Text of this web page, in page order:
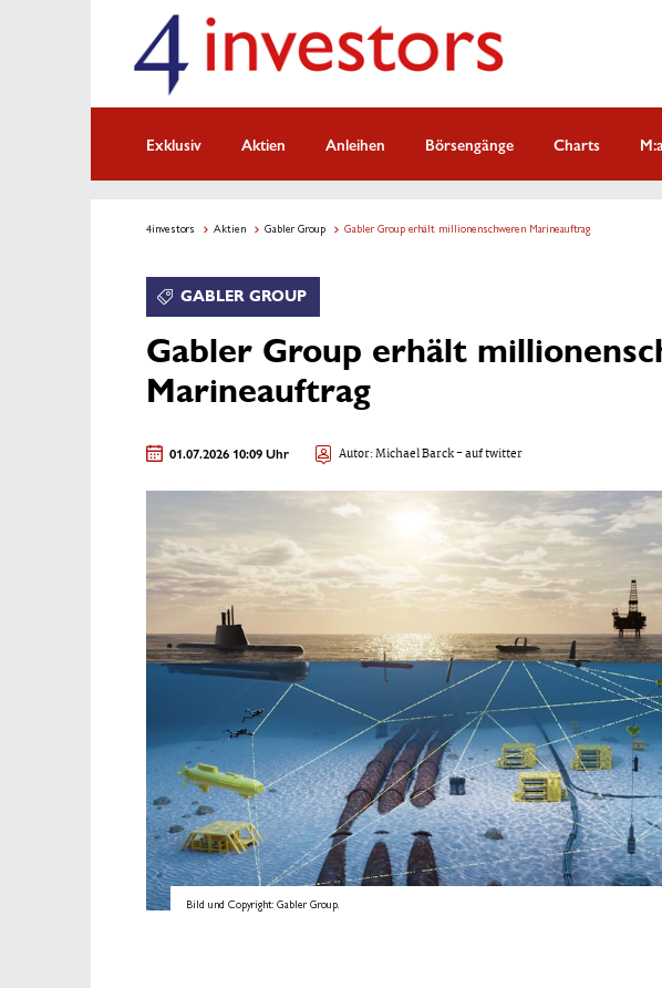
Exklusiv Aktien Anleihen Börsengänge Charts
4investors Aktien Gabler Group Gabler Group erhält millionenschweren Marineauftrag
GABLER GROUP
Gabler Group erhält
Marineauftrag
01.07.2026 10:09 Uhr Autor:Michael Barck- auf twitter
Bild und Copyright: Gabler Group.